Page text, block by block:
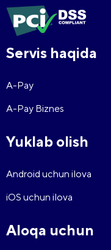
Servis haqida
A-Pay
A-Pay Biznes
Yuklab olish
Android uchun ilova
iOS uchun ilova
Aloqa uchun